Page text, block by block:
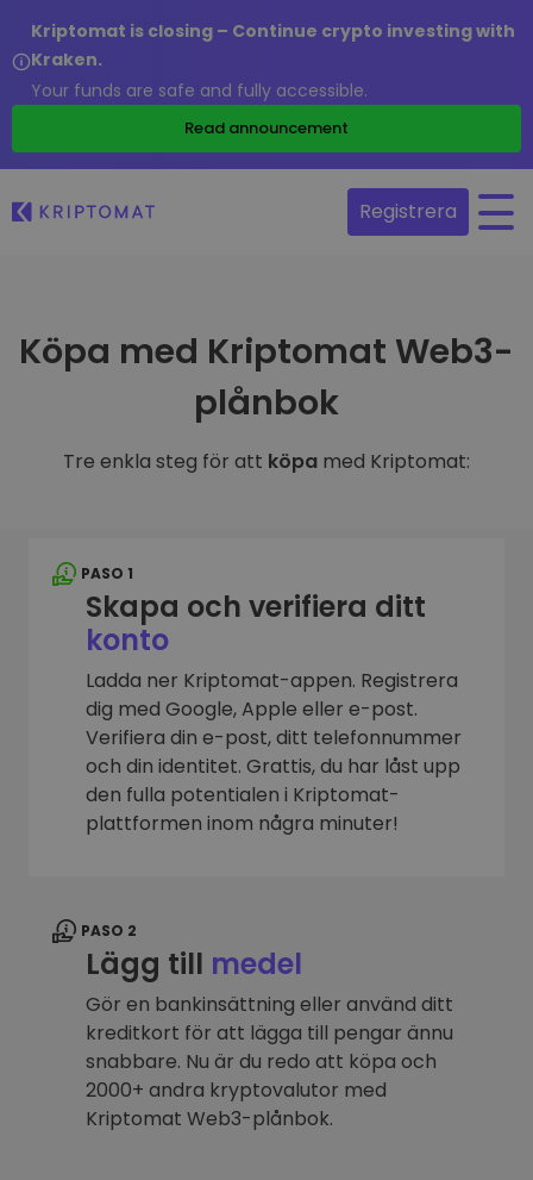
Kriptomat is closing – Continue crypto investing with
Kraken.
Your funds are safe and fully accessible.
Read announcement
Registrera
Köpa med Kriptomat Web3-
plånbok
Tre enkla steg för att köpa med Kriptomat:
PASO 1
Skapa och verifiera ditt
konto
Ladda ner Kriptomat-appen. Registrera
dig med Google, Apple eller e-post.
Verifiera din e-post, ditt telefonnummer
och din identitet. Grattis, du har låst upp
den fulla potentialen i Kriptomat-
plattformen inom några minuter!
PASO 2
Lägg till medel
Gör en bankinsättning eller använd ditt
kreditkort för att lägga till pengar ännu
snabbare. Nu är du redo att köpa och
2000+ andra kryptovalutor med
Kriptomat Web3-plånbok.